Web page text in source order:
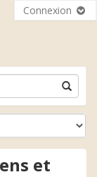
Connexion
et